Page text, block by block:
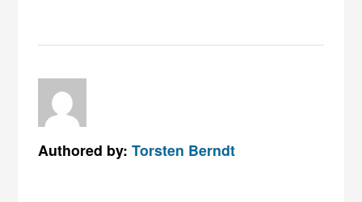
Authored by:Torsten Berndt